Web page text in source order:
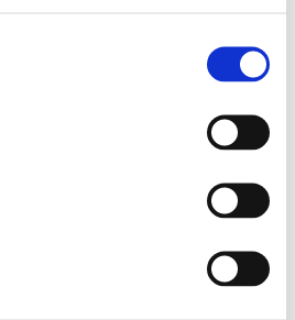
Stedet fik for nyligt ny køkkenchef
Henrik Jyrk, der tidligere har været at
Køkkenchefen vandt for nyligt
Sol over Gudhjem-ret, og der er